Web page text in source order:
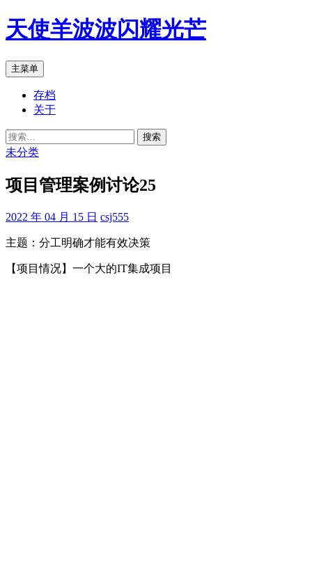
跳
至
文
天使羊波波闪耀光芒
搜
索
主菜单
存档
关于
搜
索：
未分类
项目管理案例讨论25
2022 年 04 月 15 日 csj555
主题：分工明确才能有效决策
【项目情况】一个大的IT集成项目